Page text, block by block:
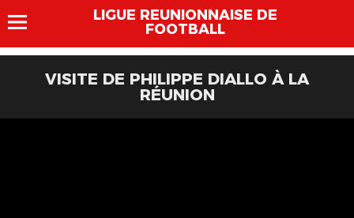
LIGUE REUNIONNAISE DE
FOOTBALL
VISITE DE PHILIPPE DIALLO À LA
RÉUNION